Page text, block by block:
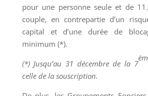
pour une personne seule et de
couple, en contrepartie d’un
capital et d’une durée de
minimum (*).
(*) Jusqu’au 31 décembre de la 7
celle de la souscription.